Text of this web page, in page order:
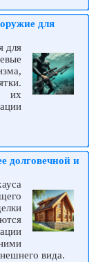
для
для
их
долговечной и
вида.